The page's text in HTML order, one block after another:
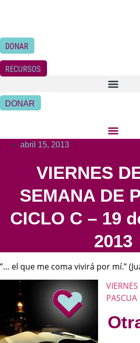
DONAR
RECURSOS
DONAR
abril 15, 2013
VIERNES
SEMANA DE
CICLO C – 19
2013
”… el que me coma vivirá por mí.”
PASCUA